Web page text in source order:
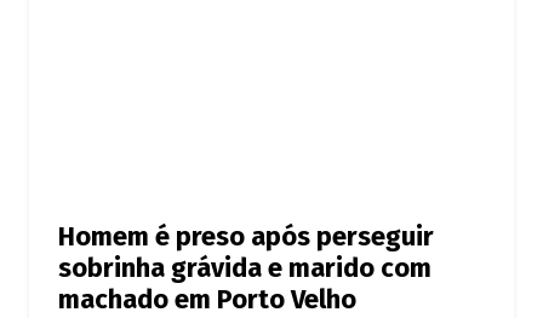
Homem é preso após perseguir
sobrinha grávida e marido com
machado em Porto Velho